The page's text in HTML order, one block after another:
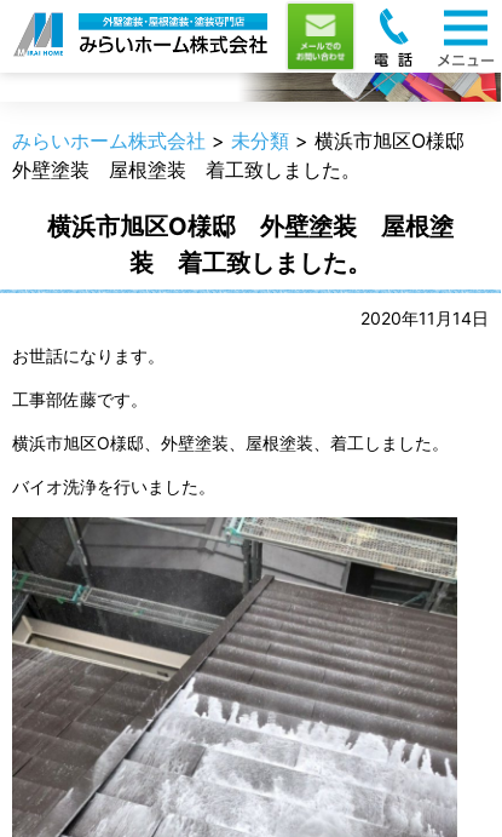
職人のうんちく
みらいホーム株式会社 > 未分類 > 横浜市旭区O様邸
外壁塗装 屋根塗装 着工致しました。
横浜市旭区O様邸 外壁塗装 屋根塗
装 着工致しました。
2020年11月14日
お世話になります。
工事部佐藤です。
横浜市旭区O様邸、外壁塗装、屋根塗装、着工しました。
バイオ洗浄を行いました。